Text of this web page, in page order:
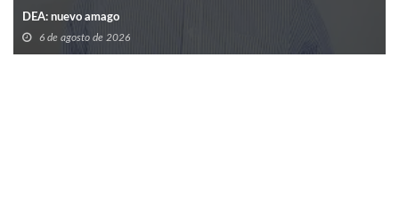
DEA: nuevo amago
6 de agosto de 2026